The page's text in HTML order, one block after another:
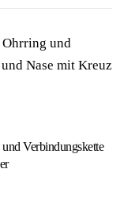
Verbindungskette